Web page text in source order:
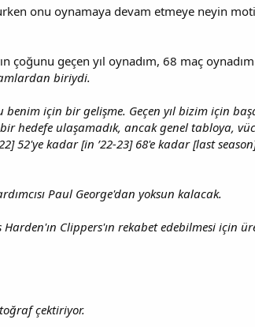
onu oynamaya devam etmeye neyin
çoğunu geçen yıl oynadım, 68 maç
biriydi.
benim için bir gelişme. Geçen yıl bizim için
hedefe ulaşamadık, ancak genel tabloya,
52'ye kadar [in ’22-23] 68'e kadar [last
Paul George'dan yoksun kalacak.
Clippers'ın rekabet edebilmesi için
çektiriyor.